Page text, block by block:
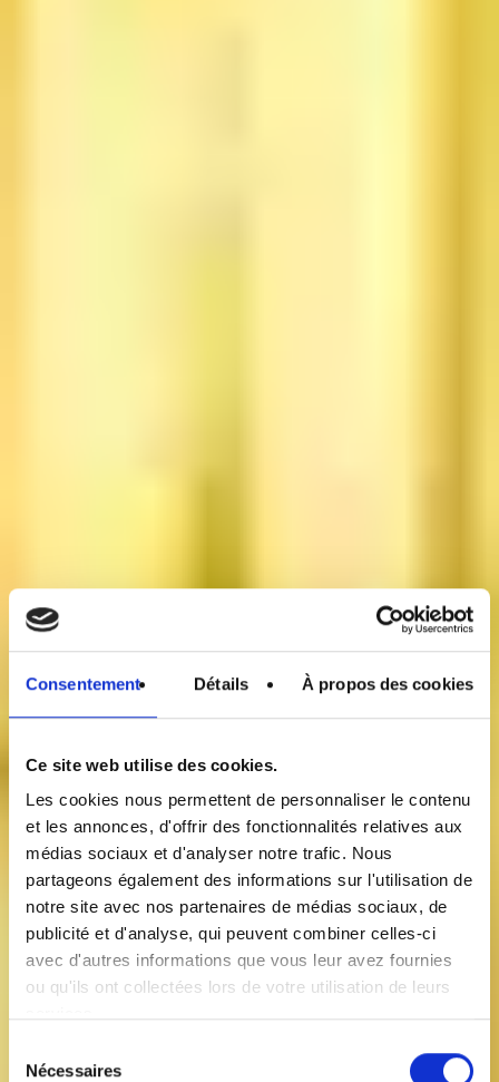
Consentement Détails À propos des cookies
Ce site web utilise des cookies.
Les cookies nous permettent de personnaliser le contenu
et les annonces, d'offrir des fonctionnalités relatives aux
médias sociaux et d'analyser notre trafic. Nous
partageons également des informations sur l'utilisation de
notre site avec nos partenaires de médias sociaux, de
publicité et d'analyse, qui peuvent combiner celles-ci
avec d'autres informations que vous leur avez fournies
ou qu'ils ont collectées lors de votre utilisation de leurs
Nécessaires